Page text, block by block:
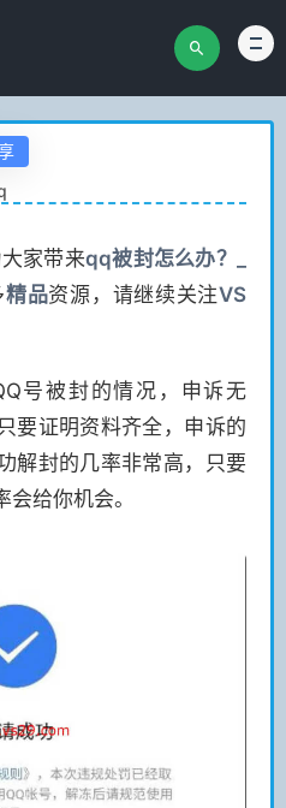
家带来qq被封怎么办？_
精品资源，请继续关注VS
号被封的情况，申诉无
要证明资料齐全，申诉的
解封的几率非常高，只要
给你机会。